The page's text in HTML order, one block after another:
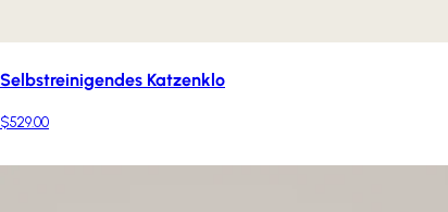
Selbstreinigendes Katzenklo
$529.00